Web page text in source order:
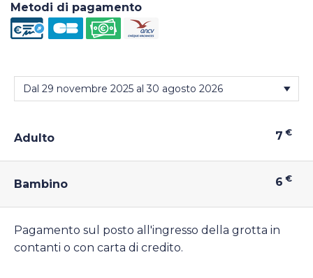
Metodi di pagamento
Adulto 7 €
Bambino 6 €
Pagamento sul posto all'ingresso della grotta in
contanti o con carta di credito.